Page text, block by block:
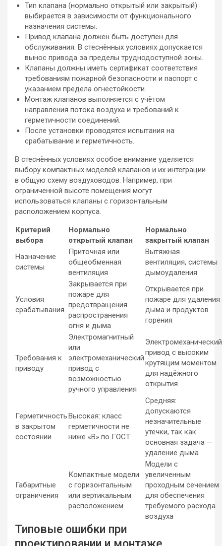
Тип клапана (нормально открытый или закрытый)
выбирается в зависимости от функционального
назначения системы.
Привод клапана должен быть доступен для
обслуживания. В стеснённых условиях допускается
вынос привода за пределы труднодоступной зоны.
Клапаны должны иметь сертификат соответствия
требованиям пожарной безопасности и паспорт с
указанием предела огнестойкости.
Монтаж клапанов выполняется с учётом
направления потока воздуха и требований к
герметичности соединений.
После установки проводятся испытания на
срабатывание и герметичность.
В стеснённых условиях особое внимание уделяется
выбору компактных моделей клапанов и их интеграции
в общую схему воздуховодов. Например, при
ограниченной высоте помещения могут
использоваться клапаны с горизонтальным
расположением корпуса.
Критерий
выбора
Нормально
открытый клапан
Нормально
закрытый клапан
Назначение
системы
Приточная или
общеобменная
вентиляция
Вытяжная
вентиляция, системы
дымоудаления
Условия
срабатывания
Закрывается при
пожаре для
предотвращения
распространения
огня и дыма
Открывается при
пожаре для удаления
дыма и продуктов
горения
Требования к
приводу
Электромагнитный
или
электромеханический
привод с
возможностью
ручного управления
Электромеханический
привод с высоким
крутящим моментом
для надёжного
открытия
Герметичность
в закрытом
состоянии
Высокая: класс
герметичности не
ниже «B» по ГОСТ
Средняя:
допускаются
незначительные
утечки, так как
основная задача —
удаление дыма
Габаритные
ограничения
Компактные модели
с горизонтальным
или вертикальным
расположением
Модели с
увеличенным
проходным сечением
для обеспечения
требуемого расхода
воздуха
Типовые ошибки при